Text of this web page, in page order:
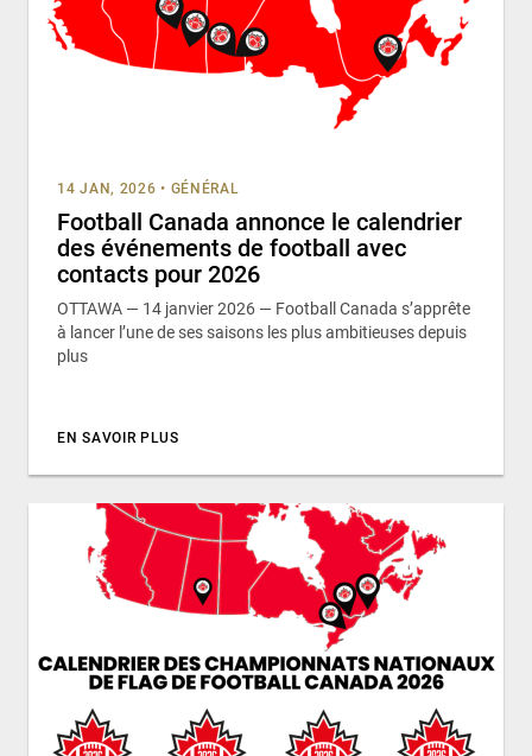
14 JAN, 2026 • GÉNÉRAL
Football Canada annonce le calendrier
des événements de football avec
contacts pour 2026
OTTAWA — 14 janvier 2026 — Football Canada s’apprête
à lancer l’une de ses saisons les plus ambitieuses depuis
plus
EN SAVOIR PLUS